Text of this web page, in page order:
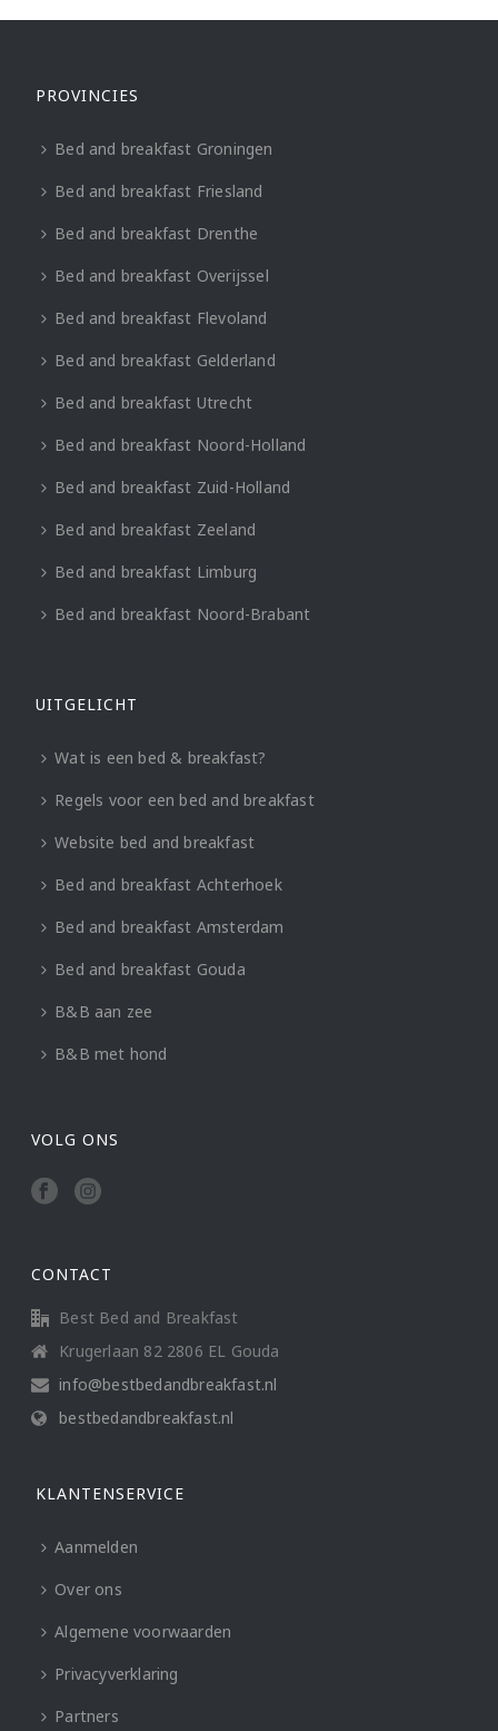
PROVINCIES
Bed and breakfast Groningen
Bed and breakfast Friesland
Bed and breakfast Drenthe
Bed and breakfast Overijssel
Bed and breakfast Flevoland
Bed and breakfast Gelderland
Bed and breakfast Utrecht
Bed and breakfast Noord-Holland
Bed and breakfast Zuid-Holland
Bed and breakfast Zeeland
Bed and breakfast Limburg
Bed and breakfast Noord-Brabant
UITGELICHT
Wat is een bed & breakfast?
Regels voor een bed and breakfast
Website bed and breakfast
Bed and breakfast Achterhoek
Bed and breakfast Amsterdam
Bed and breakfast Gouda
B&B aan zee
B&B met hond
VOLG ONS
CONTACT
Best Bed and Breakfast
Krugerlaan 82 2806 EL Gouda
info@bestbedandbreakfast.nl
bestbedandbreakfast.nl
KLANTENSERVICE
Aanmelden
Over ons
Algemene voorwaarden
Privacyverklaring
Partners